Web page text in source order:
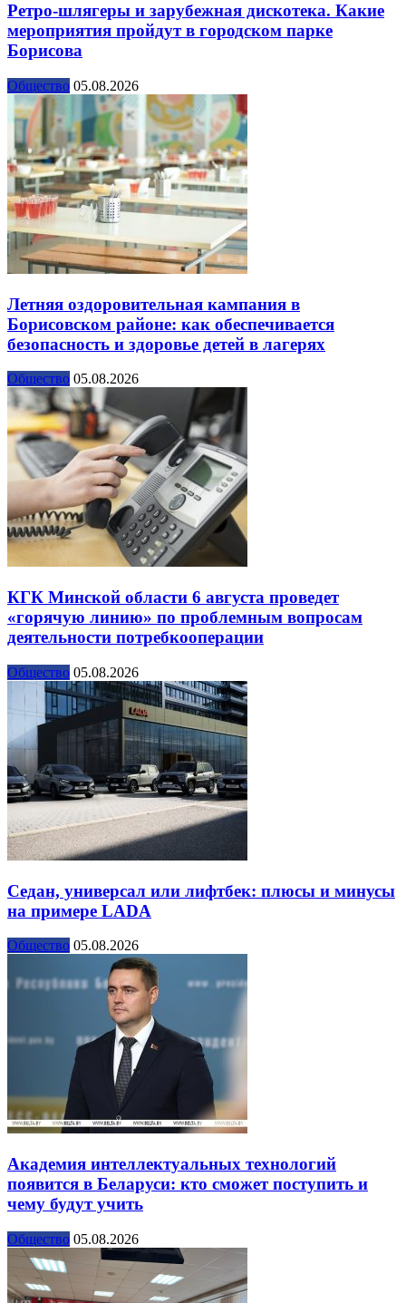
Ретро-шлягеры и зарубежная дискотека. Какие
мероприятия пройдут в городском парке
Борисова
Общество 05.08.2026
Летняя оздоровительная кампания в
Борисовском районе: как обеспечивается
безопасность и здоровье детей в лагерях
Общество 05.08.2026
КГК Минской области 6 августа проведет
«горячую линию» по проблемным вопросам
деятельности потребкооперации
Общество 05.08.2026
Седан, универсал или лифтбек: плюсы и минусы
на примере LADA
Общество 05.08.2026
Академия интеллектуальных технологий
появится в Беларуси: кто сможет поступить и
чему будут учить
Общество 05.08.2026